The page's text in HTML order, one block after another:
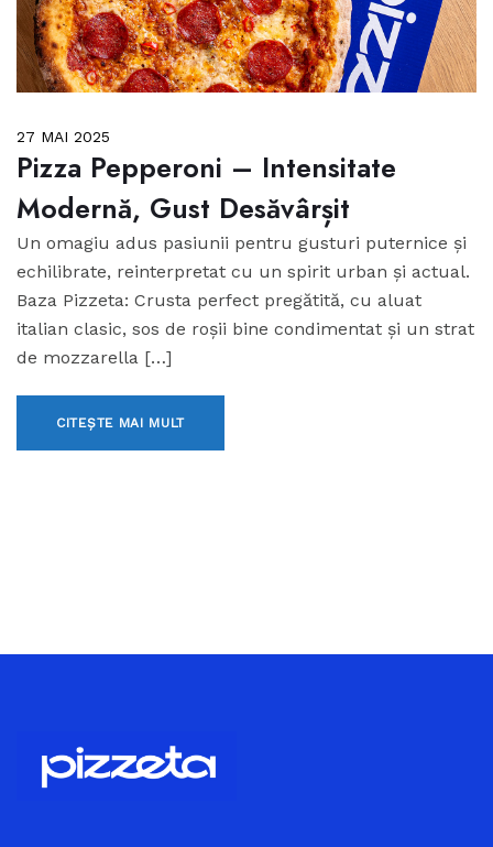
27 MAI 2025
Pizza Pepperoni – Intensitate
Modernă, Gust Desăvârșit
Un omagiu adus pasiunii pentru gusturi puternice și
echilibrate, reinterpretat cu un spirit urban și actual.
Baza Pizzeta: Crusta perfect pregătită, cu aluat
italian clasic, sos de roșii bine condimentat și un strat
de mozzarella […]
CITEȘTE MAI MULT